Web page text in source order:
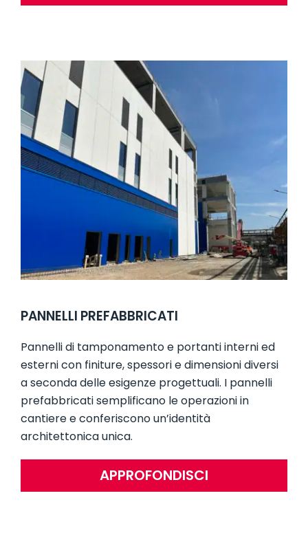
PANNELLI PREFABBRICATI
Pannelli di tamponamento e portanti interni ed
esterni con finiture, spessori e dimensioni diversi
a seconda delle esigenze progettuali. I pannelli
prefabbricati semplificano le operazioni in
cantiere e conferiscono un’identità
architettonica unica.
APPROFONDISCI